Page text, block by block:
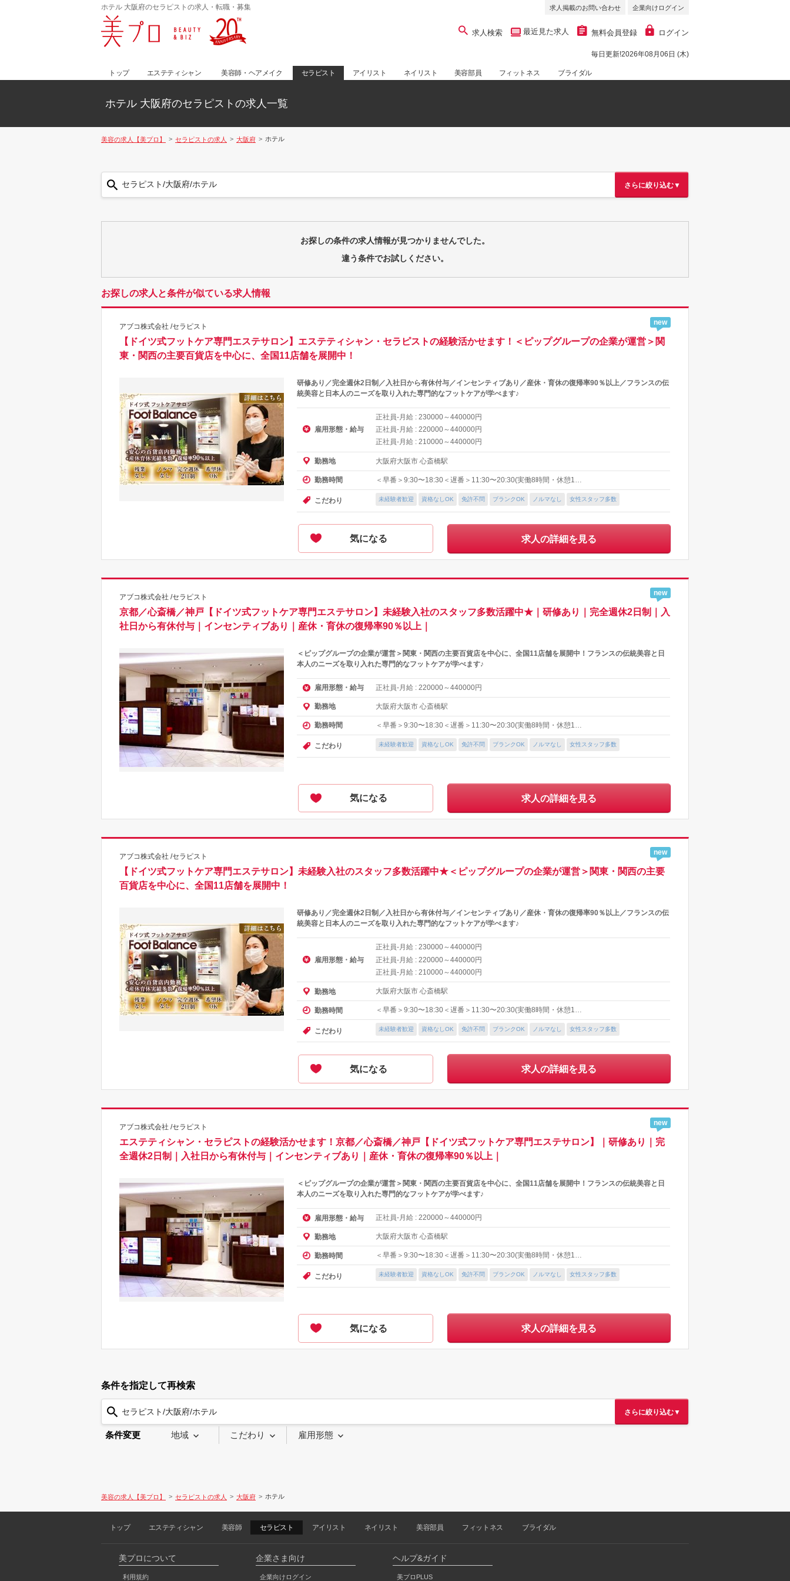
ホテル 大阪府のセラピストの求人・転職・募集 求人掲載のお問い合わせ 企業向けログイン
求人検索 最近見た求人 無料会員登録 ログイン
毎日更新!2026年08月06日 (木)
トップ エステティシャン 美容師・ヘアメイク セラピスト アイリスト ネイリスト 美容部員 フィットネス ブライダル
ホテル 大阪府のセラピストの求人一覧
美容の求人【美プロ】 セラピストの求人 大阪府 ホテル
セラピスト/大阪府/ホテル さらに絞り込む▼
お探しの条件の求人情報が見つかりませんでした。
違う条件でお試しください。
お探しの求人と条件が似ている求人情報
アブコ株式会社 /セラピスト new
【ドイツ式フットケア専門エステサロン】エステティシャン・セラピストの経験活かせます！＜ピップグループの企業が運営＞関
東・関西の主要百貨店を中心に、全国11店舗を展開中！
研修あり／完全週休2日制／入社日から有休付与／インセンティブあり／産休・育休の復帰率90％以上／フランスの伝
統美容と日本人のニーズを取り入れた専門的なフットケアが学べます♪
雇用形態・給与
正社員-月給 : 230000～440000円
正社員-月給 : 220000～440000円
正社員-月給 : 210000～440000円
勤務地 大阪府大阪市 心斎橋駅
勤務時間 ＜早番＞9:30〜18:30＜遅番＞11:30〜20:30(実働8時間・休憩1…
こだわり 未経験者歓迎 資格なしOK 免許不問 ブランクOK ノルマなし 女性スタッフ多数
気になる 求人の詳細を見る
アブコ株式会社 /セラピスト new
京都／心斎橋／神戸【ドイツ式フットケア専門エステサロン】未経験入社のスタッフ多数活躍中★｜研修あり｜完全週休2日制｜入
社日から有休付与｜インセンティブあり｜産休・育休の復帰率90％以上｜
＜ピップグループの企業が運営＞関東・関西の主要百貨店を中心に、全国11店舗を展開中！フランスの伝統美容と日
本人のニーズを取り入れた専門的なフットケアが学べます♪
雇用形態・給与 正社員-月給 : 220000～440000円
勤務地 大阪府大阪市 心斎橋駅
勤務時間 ＜早番＞9:30〜18:30＜遅番＞11:30〜20:30(実働8時間・休憩1…
こだわり 未経験者歓迎 資格なしOK 免許不問 ブランクOK ノルマなし 女性スタッフ多数
気になる 求人の詳細を見る
アブコ株式会社 /セラピスト new
【ドイツ式フットケア専門エステサロン】未経験入社のスタッフ多数活躍中★＜ピップグループの企業が運営＞関東・関西の主要
百貨店を中心に、全国11店舗を展開中！
研修あり／完全週休2日制／入社日から有休付与／インセンティブあり／産休・育休の復帰率90％以上／フランスの伝
統美容と日本人のニーズを取り入れた専門的なフットケアが学べます♪
雇用形態・給与
正社員-月給 : 230000～440000円
正社員-月給 : 220000～440000円
正社員-月給 : 210000～440000円
勤務地 大阪府大阪市 心斎橋駅
勤務時間 ＜早番＞9:30〜18:30＜遅番＞11:30〜20:30(実働8時間・休憩1…
こだわり 未経験者歓迎 資格なしOK 免許不問 ブランクOK ノルマなし 女性スタッフ多数
気になる 求人の詳細を見る
アブコ株式会社 /セラピスト new
エステティシャン・セラピストの経験活かせます！京都／心斎橋／神戸【ドイツ式フットケア専門エステサロン】｜研修あり｜完
全週休2日制｜入社日から有休付与｜インセンティブあり｜産休・育休の復帰率90％以上｜
＜ピップグループの企業が運営＞関東・関西の主要百貨店を中心に、全国11店舗を展開中！フランスの伝統美容と日
本人のニーズを取り入れた専門的なフットケアが学べます♪
雇用形態・給与 正社員-月給 : 220000～440000円
勤務地 大阪府大阪市 心斎橋駅
勤務時間 ＜早番＞9:30〜18:30＜遅番＞11:30〜20:30(実働8時間・休憩1…
こだわり 未経験者歓迎 資格なしOK 免許不問 ブランクOK ノルマなし 女性スタッフ多数
気になる 求人の詳細を見る
条件を指定して再検索
セラピスト/大阪府/ホテル さらに絞り込む▼
条件変更 地域 こだわり 雇用形態
美容の求人【美プロ】 セラピストの求人 大阪府 ホテル
トップ エステティシャン 美容師 セラピスト アイリスト ネイリスト 美容部員 フィットネス ブライダル
美プロについて
利用規約
企業さま向け
企業向けログイン
ヘルプ&ガイド
美プロPLUS